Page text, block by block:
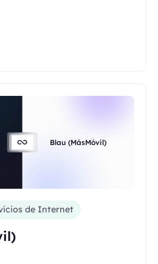
Blau (MásMóvil)
de Internet